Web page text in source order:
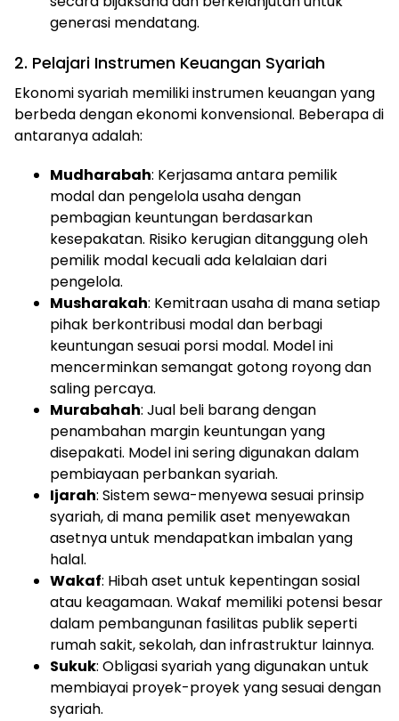
generasi mendatang.
2. Pelajari Instrumen Keuangan Syariah
Ekonomi syariah memiliki instrumen keuangan yang
berbeda dengan ekonomi konvensional. Beberapa di
antaranya adalah:
Mudharabah: Kerjasama antara pemilik
modal dan pengelola usaha dengan
pembagian keuntungan berdasarkan
kesepakatan. Risiko kerugian ditanggung oleh
pemilik modal kecuali ada kelalaian dari
pengelola.
Musharakah: Kemitraan usaha di mana setiap
pihak berkontribusi modal dan berbagi
keuntungan sesuai porsi modal. Model ini
mencerminkan semangat gotong royong dan
saling percaya.
Murabahah: Jual beli barang dengan
penambahan margin keuntungan yang
disepakati. Model ini sering digunakan dalam
pembiayaan perbankan syariah.
Ijarah: Sistem sewa-menyewa sesuai prinsip
syariah, di mana pemilik aset menyewakan
asetnya untuk mendapatkan imbalan yang
halal.
Wakaf: Hibah aset untuk kepentingan sosial
atau keagamaan. Wakaf memiliki potensi besar
dalam pembangunan fasilitas publik seperti
rumah sakit, sekolah, dan infrastruktur lainnya.
Sukuk: Obligasi syariah yang digunakan untuk
membiayai proyek-proyek yang sesuai dengan
syariah.